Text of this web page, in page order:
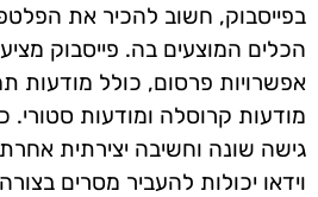
בפייסבוק, חשוב להכיר את
הכלים המוצעים בה. פייסבוק
אפשרויות פרסום, כולל מודעות
מודעות קרוסלה ומודעות סטורי.
גישה שונה וחשיבה יצירתית
וידאו יכולות להעביר מסרים